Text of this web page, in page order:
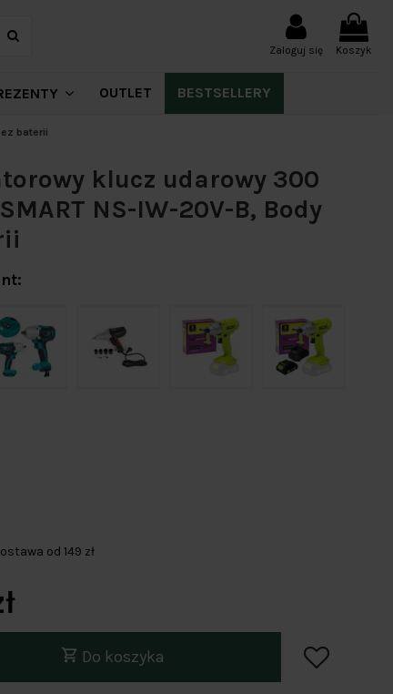
Zaloguj się Koszyk
OUTLET BESTSELLERY
baterii
klucz udarowy 300
NS-IW-20V-B, Body
od 149 zł
Do koszyka